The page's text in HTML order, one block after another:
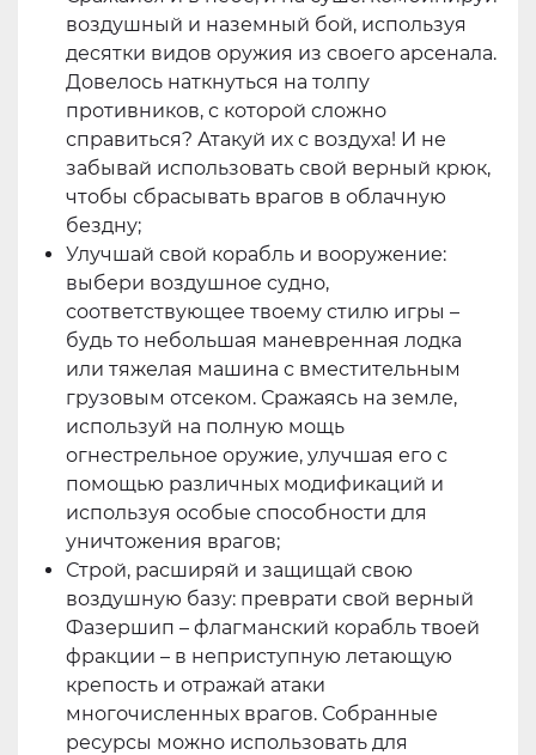
воздушный и наземный бой, используя
десятки видов оружия из своего арсенала.
Довелось наткнуться на толпу
противников, с которой сложно
справиться? Атакуй их с воздуха! И не
забывай использовать свой верный крюк,
чтобы сбрасывать врагов в облачную
бездну;
Улучшай свой корабль и вооружение:
выбери воздушное судно,
соответствующее твоему стилю игры –
будь то небольшая маневренная лодка
или тяжелая машина с вместительным
грузовым отсеком. Сражаясь на земле,
используй на полную мощь
огнестрельное оружие, улучшая его с
помощью различных модификаций и
используя особые способности для
уничтожения врагов;
Строй, расширяй и защищай свою
воздушную базу: преврати свой верный
Фазершип – флагманский корабль твоей
фракции – в неприступную летающую
крепость и отражай атаки
многочисленных врагов. Собранные
ресурсы можно использовать для